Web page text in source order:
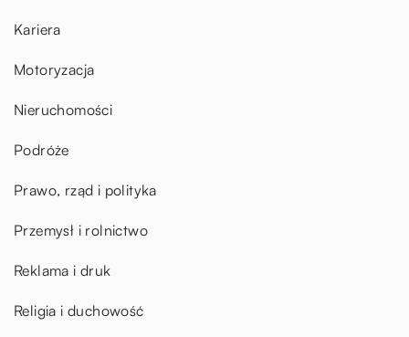
Kariera
Motoryzacja
Nieruchomości
Podróże
Prawo, rząd i polityka
Przemysł i rolnictwo
Reklama i druk
Religia i duchowość